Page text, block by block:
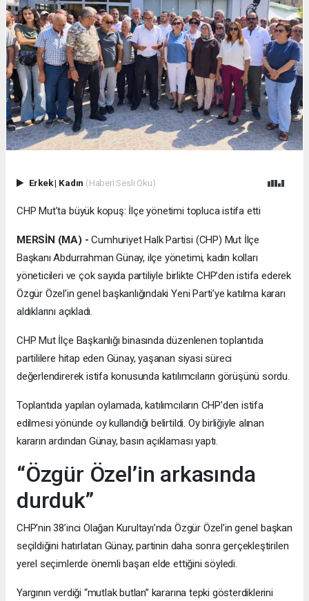
Erkek| Kadın (Haberi Sesli Oku)
CHP Mut’ta büyük kopuş: İlçe yönetimi topluca istifa etti
MERSİN (MA) - Cumhuriyet Halk Partisi (CHP) Mut İlçe
Başkanı Abdurrahman Günay, ilçe yönetimi, kadın kolları
yöneticileri ve çok sayıda partiliyle birlikte CHP’den istifa ederek
Özgür Özel’in genel başkanlığındaki Yeni Parti’ye katılma kararı
aldıklarını açıkladı.
CHP Mut İlçe Başkanlığı binasında düzenlenen toplantıda
partililere hitap eden Günay, yaşanan siyasi süreci
değerlendirerek istifa konusunda katılımcıların görüşünü sordu.
Toplantıda yapılan oylamada, katılımcıların CHP’den istifa
edilmesi yönünde oy kullandığı belirtildi. Oy birliğiyle alınan
kararın ardından Günay, basın açıklaması yaptı.
“Özgür Özel’in arkasında
durduk”
CHP’nin 38’inci Olağan Kurultayı’nda Özgür Özel’in genel başkan
seçildiğini hatırlatan Günay, partinin daha sonra gerçekleştirilen
yerel seçimlerde önemli başarı elde ettiğini söyledi.
Yargının verdiği “mutlak butlan” kararına tepki gösterdiklerini